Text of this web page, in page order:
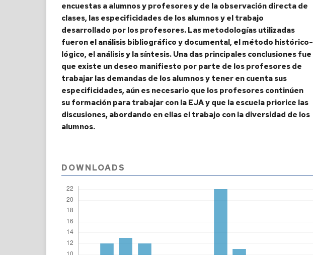
encuestas a alumnos y profesores y de la observación directa de
clases, las especificidades de los alumnos y el trabajo
desarrollado por los profesores. Las metodologías utilizadas
fueron el análisis bibliográfico y documental, el método histórico-
lógico, el análisis y la síntesis. Una das principales conclusiones fue
que existe un deseo manifiesto por parte de los profesores de
trabajar las demandas de los alumnos y tener en cuenta sus
especificidades, aún es necesario que los profesores continúen
su formación para trabajar con la EJA y que la escuela priorice las
discusiones, abordando en ellas el trabajo con la diversidad de los
alumnos.
DOWNLOADS